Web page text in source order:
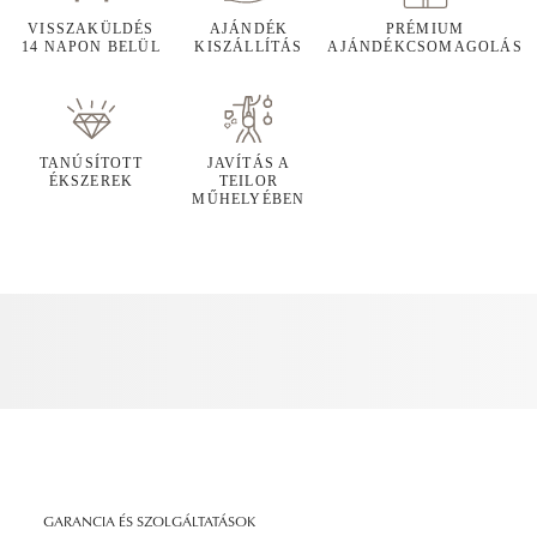
VISSZAKÜLDÉS
14 NAPON BELÜL
AJÁNDÉK
KISZÁLLÍTÁS
PRÉMIUM
AJÁNDÉKCSOMAGOLÁS
TANÚSÍTOTT
ÉKSZEREK
JAVÍTÁS A
TEILOR
MŰHELYÉBEN
GARANCIA ÉS SZOLGÁLTATÁSOK